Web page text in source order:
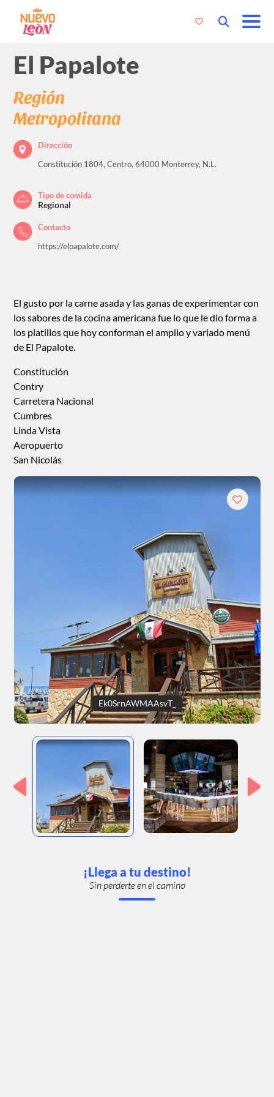
Ek0SrnAWMAAsvT_
El Papalote
Región
Metropolitana
Dirección
Constitución 1804, Centro, 64000 Monterrey, N.L.
Tipo de comida
Regional
Contacto
https://elpapalote.com/
El gusto por la carne asada y las ganas de experimentar con
los sabores de la cocina americana fue lo que le dio forma a
los platillos que hoy conforman el amplio y variado menú
de El Papalote.
Constitución
Contry
Carretera Nacional
Cumbres
Linda Vista
Aeropuerto
San Nicolás
¡Llega a tu destino!
Sin perderte en el camino